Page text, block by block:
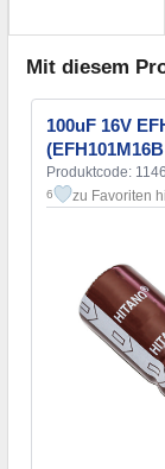
Mit diesem
100uF 16V
Produktcode:
6 zu Favoriten